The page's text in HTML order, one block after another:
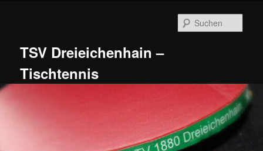
TSV Dreieichenhain –
Tischtennis